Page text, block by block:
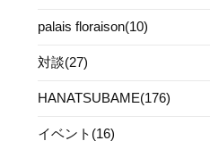
palais floraison(10)
対談(27)
HANATSUBAME(176)
イベント(16)